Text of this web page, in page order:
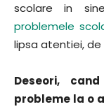
scolare in
problemele
lipsa atentiei,
Deseori,
probleme la o